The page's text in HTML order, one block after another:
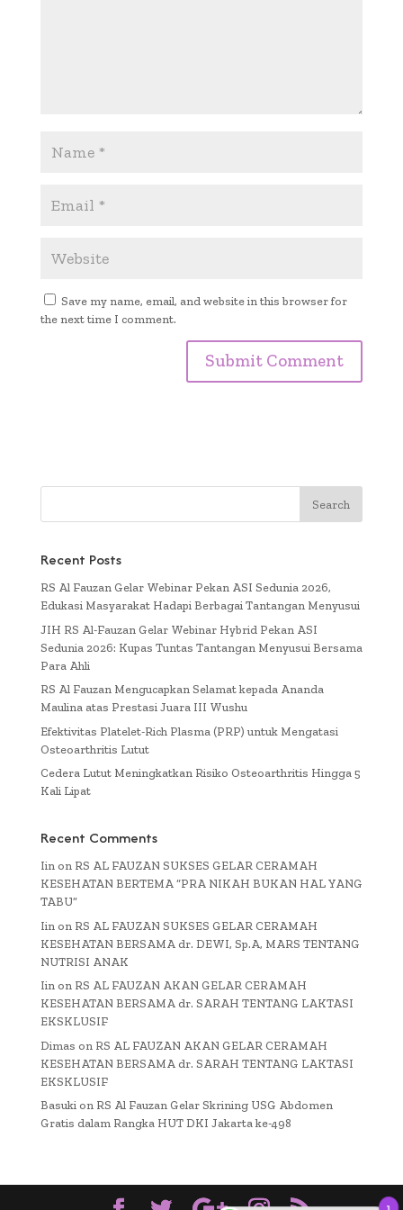
Save my name, email, and website in this browser for
the next time I comment.
Recent Posts
RS Al Fauzan Gelar Webinar Pekan ASI Sedunia 2026,
Edukasi Masyarakat Hadapi Berbagai Tantangan Menyusui
JIH RS Al-Fauzan Gelar Webinar Hybrid Pekan ASI
Sedunia 2026: Kupas Tuntas Tantangan Menyusui Bersama
Para Ahli
RS Al Fauzan Mengucapkan Selamat kepada Ananda
Maulina atas Prestasi Juara III Wushu
Efektivitas Platelet-Rich Plasma (PRP) untuk Mengatasi
Osteoarthritis Lutut
Cedera Lutut Meningkatkan Risiko Osteoarthritis Hingga 5
Kali Lipat
Recent Comments
Iinon RS AL FAUZAN SUKSES GELAR CERAMAH
KESEHATAN BERTEMA “PRA NIKAH BUKAN HAL YANG
TABU”
Iin on RS AL FAUZAN SUKSES GELAR CERAMAH
KESEHATAN BERSAMA dr. DEWI, Sp.A, MARS TENTANG
NUTRISI ANAK
Iinon RS AL FAUZAN AKAN GELAR CERAMAH
KESEHATAN BERSAMA dr. SARAH TENTANG LAKTASI
EKSKLUSIF
Dimas on RS AL FAUZAN AKAN GELAR CERAMAH
KESEHATAN BERSAMA dr. SARAH TENTANG LAKTASI
EKSKLUSIF
Basukion RS Al Fauzan Gelar Skrining USG Abdomen
Gratis dalam Rangka HUT DKI Jakarta ke-498